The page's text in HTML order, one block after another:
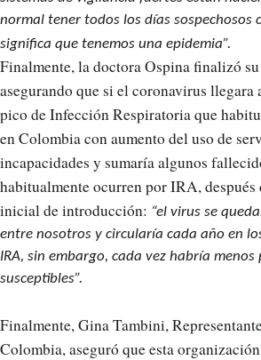
normal tener todos los días sospechosos
significa que tenemos una epidemia”.
Finalmente, la doctora Ospina finalizó
asegurando que si el coronavirus llegara
pico de Infección Respiratoria que
en Colombia con aumento del uso de
incapacidades y sumaría algunos
habitualmente ocurren por IRA, después
inicial de introducción: “el virus se
entre nosotros y circularía cada año en
IRA, sin embargo, cada vez habría menos
susceptibles”.
Finalmente, Gina Tambini,
Colombia, aseguró que esta